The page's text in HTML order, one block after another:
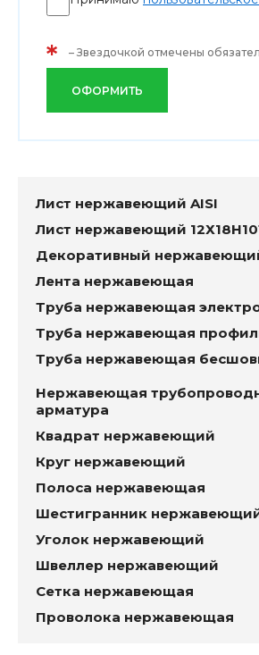
Лист нержавеющий AISI
Лист нержавеющий
Декоративный
Лента нержавеющая
Труба нержавеющая
Труба нержавеющая
Труба нержавеющая
Нержавеющая
арматура
Квадрат нержавеющий
Круг нержавеющий
Полоса нержавеющая
Шестигранник
Уголок нержавеющий
Швеллер нержавеющий
Сетка нержавеющая
Проволока нержавеющая
* – Звездочкой отмечены
ОФОРМИТЬ